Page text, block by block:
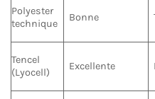
Polyester
technique
Bonne
Tencel
(Lyocell)
Excellente